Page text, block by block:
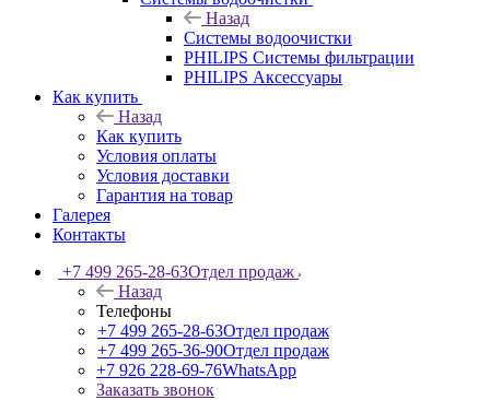
Назад
Системы водоочистки
PHILIPS Системы фильтрации
PHILIPS Аксессуары
Как купить
Назад
Как купить
Условия оплаты
Условия доставки
Гарантия на товар
Галерея
Контакты
+7 499 265-28-63Отдел продаж
Назад
Телефоны
+7 499 265-28-63Отдел продаж
+7 499 265-36-90Отдел продаж
+7 926 228-69-76WhatsApp
Заказать звонок